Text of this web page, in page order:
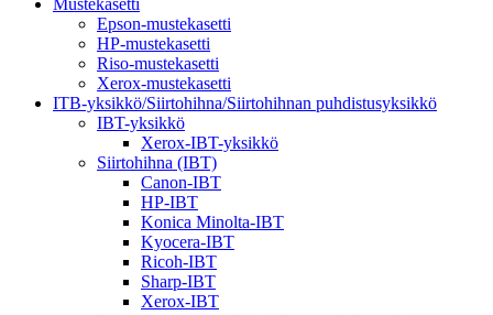
Epson-mustekasetti
HP-mustekasetti
Riso-mustekasetti
Xerox-mustekasetti
ITB-yksikkö/Siirtohihna/Siirtohihnan puhdistusyksikkö
IBT-yksikkö
Xerox-IBT-yksikkö
Siirtohihna (IBT)
Canon-IBT
HP-IBT
Konica Minolta-IBT
Kyocera-IBT
Ricoh-IBT
Sharp-IBT
Xerox-IBT